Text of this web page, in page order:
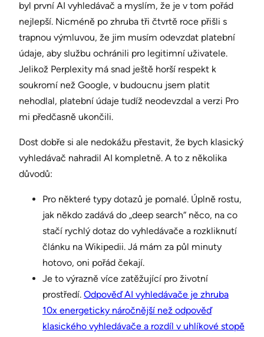
byl první AI vyhledávač a myslím, že je v tom pořád
nejlepší. Nicméně po zhruba tři čtvrtě roce přišli s
trapnou výmluvou, že jim musím odevzdat platební
údaje, aby službu ochránili pro legitimní uživatele.
Jelikož Perplexity má snad ještě horší respekt k
soukromí než Google, v budoucnu jsem platit
nehodlal, platební údaje tudíž neodevzdal a verzi Pro
mi předčasně ukončili.
Dost dobře si ale nedokážu přestavit, že bych klasický
vyhledávač nahradil AI kompletně. A to z několika
důvodů:
Pro některé typy dotazů je pomalé. Úplně rostu,
jak někdo zadává do „deep search“ něco, na co
stačí rychlý dotaz do vyhledávače a rozkliknutí
článku na Wikipedii. Já mám za půl minuty
hotovo, oni pořád čekají.
Je to výrazně více zatěžující pro životní
prostředí. Odpověď AI vyhledávače je zhruba
10x energeticky náročnější než odpověď
klasického vyhledávače a rozdíl v uhlíkové stopě